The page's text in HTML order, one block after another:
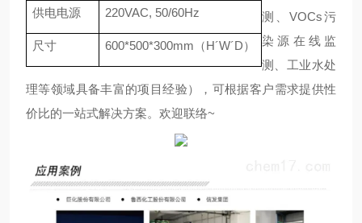
供电电源 220VAC, 50/60Hz
尺寸 600*500*300mm（H´W´D）
测、VOCs污
染源在线监
测、工业水处
理等领域具备丰富的项目经验），可根据客户需求提供性
价比的一站式解决方案。欢迎联络~